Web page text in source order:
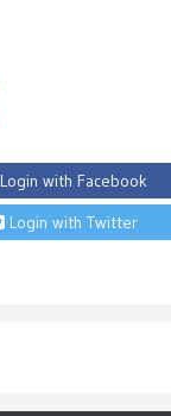
Login with Facebook
Login with Twitter